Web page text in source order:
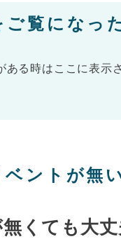
ご覧になっ
る時はここに表示
ベントが無
くても大丈